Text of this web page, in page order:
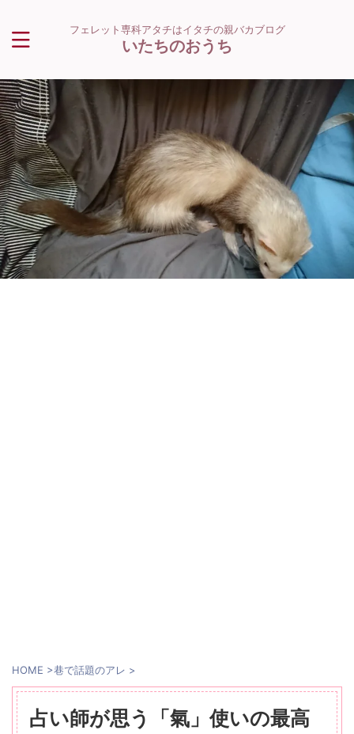
フェレット専科アタチはイタチの親バカブログ
いたちのおうち
HOME >巷で話題のアレ >
占い師が思う「氣」使いの最高